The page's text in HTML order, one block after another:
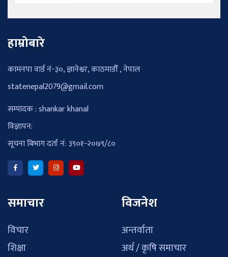
हाम्रोबारे
कामनपा वार्ड नं-३०, ज्ञानेश्वर, काठमाडौँ , नेपाल
statenepal2079@gmail.com
सम्पादक : shankar khanal
विज्ञापन:
सूचना बिभाग दर्ता नं: ३९०१-२०७९/८०
समाचार
विचार
शिक्षा
विजनेश
अन्तर्वाता
अर्थ / कृषि समाचार